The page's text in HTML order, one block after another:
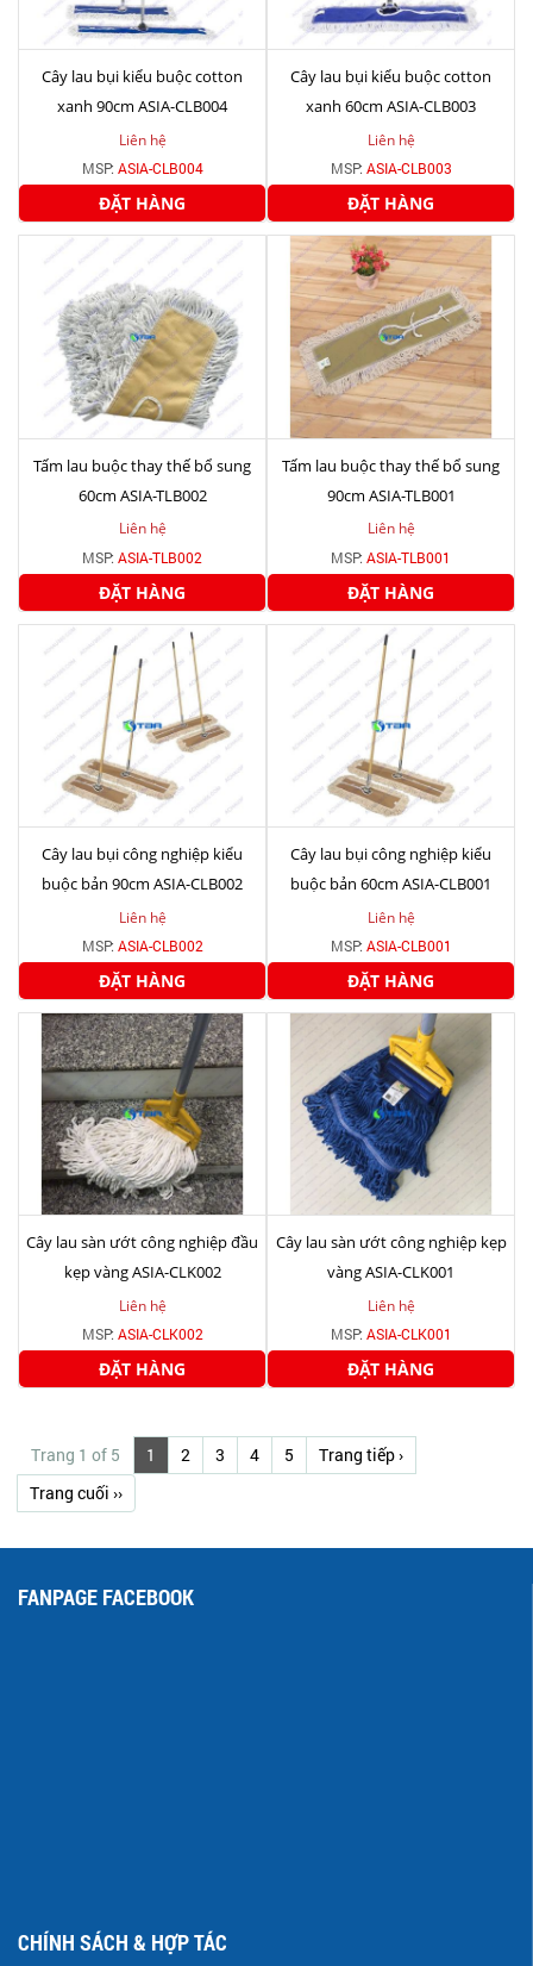
Cây lau bụi kiểu buộc cotton
xanh 90cm ASIA-CLB004
Liên hệ
MSP: ASIA-CLB004
ĐẶT HÀNG
Cây lau bụi kiểu buộc cotton
xanh 60cm ASIA-CLB003
Liên hệ
MSP: ASIA-CLB003
ĐẶT HÀNG
Tấm lau buộc thay thế bổ sung
60cm ASIA-TLB002
Liên hệ
MSP: ASIA-TLB002
ĐẶT HÀNG
Tấm lau buộc thay thế bổ sung
90cm ASIA-TLB001
Liên hệ
MSP: ASIA-TLB001
ĐẶT HÀNG
Cây lau bụi công nghiệp kiểu
buộc bản 90cm ASIA-CLB002
Liên hệ
MSP: ASIA-CLB002
ĐẶT HÀNG
Cây lau bụi công nghiệp kiểu
buộc bản 60cm ASIA-CLB001
Liên hệ
MSP: ASIA-CLB001
ĐẶT HÀNG
Cây lau sàn ướt công nghiệp đầu
kẹp vàng ASIA-CLK002
Liên hệ
MSP: ASIA-CLK002
ĐẶT HÀNG
Cây lau sàn ướt công nghiệp kẹp
vàng ASIA-CLK001
Liên hệ
MSP: ASIA-CLK001
ĐẶT HÀNG
Trang 1 of 5 1 2 3 4 5
Trang tiếp ›
Trang cuối ››
FANPAGE FACEBOOK
CHÍNH SÁCH & HỢP TÁC